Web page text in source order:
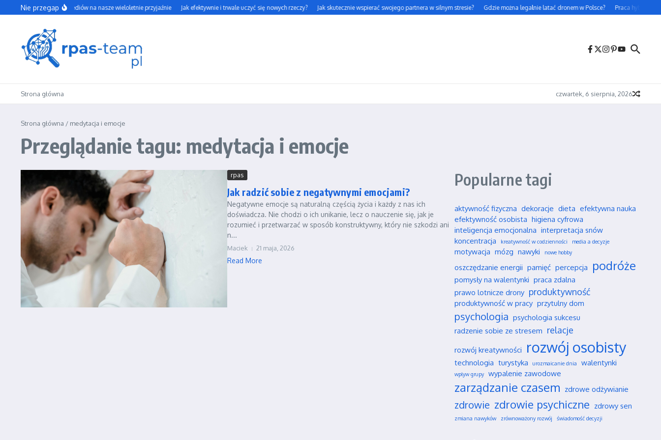
Przejdź do treści
Nie przegap
Wpływ social mediów na nasze wieloletnie przyjaźnie Jak efektywnie i trwale uczyć się nowych rzeczy? Jak skutecznie wspierać swojego partnera w silnym stresie? Gdzie można legalnie latać dronem w Polsce? Praca
Strona główna czwartek, 6 sierpnia, 2026
Strona główna / medytacja i emocje
Przeglądanie tagu: medytacja i emocje
rpas
Jak radzić sobie z negatywnymi emocjami?
Negatywne emocje są naturalną częścią życia i każdy z nas ich
doświadcza. Nie chodzi o ich unikanie, lecz o nauczenie się, jak je
rozumieć i przetwarzać w sposób konstruktywny, który nie szkodzi ani
n...
Maciek 21 maja, 2026
Read More
Popularne tagi
aktywność fizyczna dekoracje dieta efektywna nauka
efektywność osobista higiena cyfrowa
inteligencja emocjonalna interpretacja snów
koncentracja
kreatywność w codzienności media a decyzje
motywacja mózg nawyki nowe hobby
oszczędzanie energii pamięć percepcja podróże
pomysły na walentynki praca zdalna
prawo lotnicze drony produktywność
produktywność w pracy przytulny dom
psychologia psychologia sukcesu
radzenie sobie ze stresem relacje
rozwój kreatywności rozwój osobisty
technologia turystyka urozmaicanie dnia walentynki
wpływ grupy wypalenie zawodowe
zarządzanie czasem zdrowe odżywianie
zdrowie zdrowie psychiczne zdrowy sen
zmiana nawyków zrównoważony rozwój świadomość decyzji